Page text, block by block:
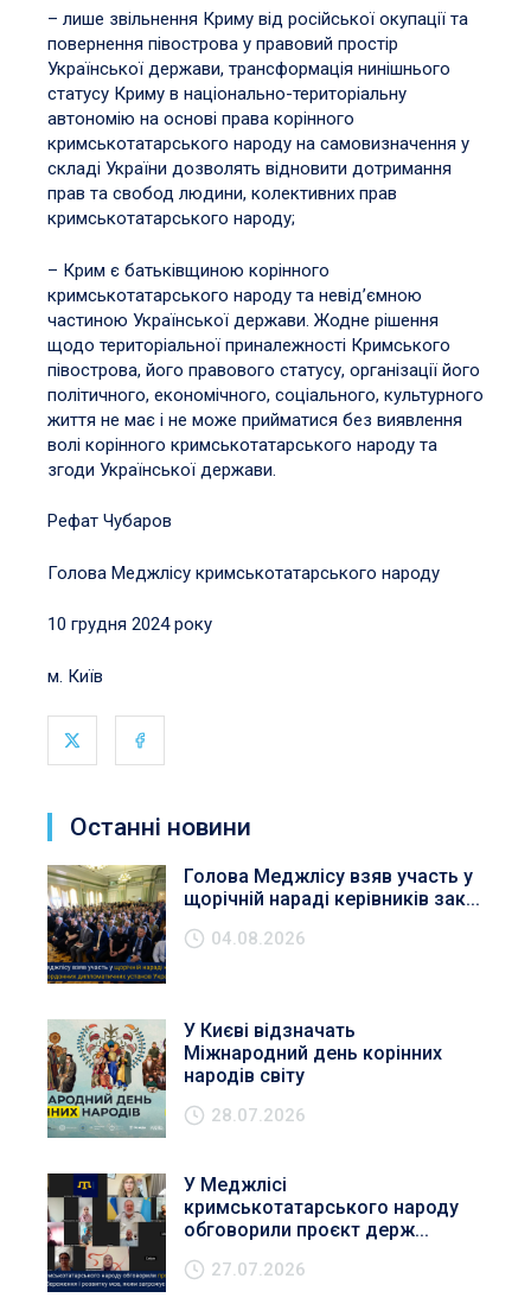
– лише звільнення Криму від російської окупації та
повернення півострова у правовий простір
Української держави, трансформація нинішнього
статусу Криму в національно-територіальну
автономію на основі права корінного
кримськотатарського народу на самовизначення у
складі України дозволять відновити дотримання
прав та свобод людини, колективних прав
кримськотатарського народу;
– Крим є батьківщиною корінного
кримськотатарського народу та невід’ємною
частиною Української держави. Жодне рішення
щодо територіальної приналежності Кримського
півострова, його правового статусу, організації його
політичного, економічного, соціального, культурного
життя не має і не може прийматися без виявлення
волі корінного кримськотатарського народу та
згоди Української держави.
Рефат Чубаров
Голова Меджлісу кримськотатарського народу
10 грудня 2024 року
м. Київ
Останні новини
Голова Меджлісу взяв участь у
щорічній нараді керівників зак...
04.08.2026
У Києві відзначать
Міжнародний день корінних
народів світу
28.07.2026
У Меджлісі
кримськотатарського народу
обговорили проєкт держ...
27.07.2026